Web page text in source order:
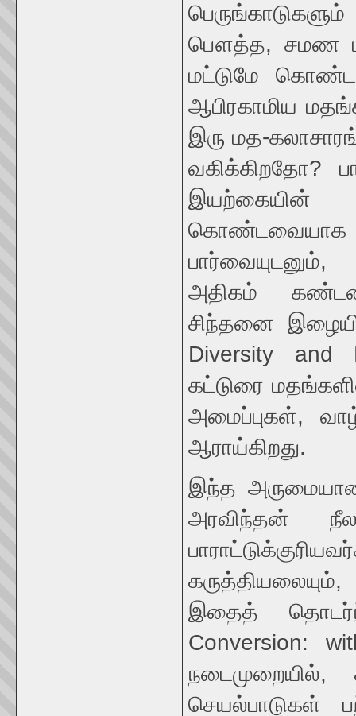
பௌத்த, சமண
மட்டுமே
ஆபிரகாமிய
இரு மத-
வகிக்கிறதோ?
இயற்கையின்
கொண்டவையாக
அதிகம்
சிந்தனை
Diversity and
கட்டுரை
அமைப்புகள்,
ஆராய்கிறது.
இந்த அருமையான
அரவிந்தன்
இதைத்
Conversion:
நடைமுறையில்,
செயல்பாடுகள்